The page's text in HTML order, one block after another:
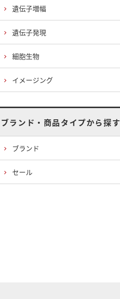
遺伝子増幅
遺伝子発現
細胞生物
イメージング
ブランド・商品タイプから探す
ブランド
セール